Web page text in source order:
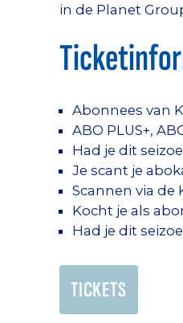
in de Planet
Abonnees van
ABO PLUS+,
Had je dit
Je scant je
Scannen via de
Kocht je als
Had je dit
TICKETS